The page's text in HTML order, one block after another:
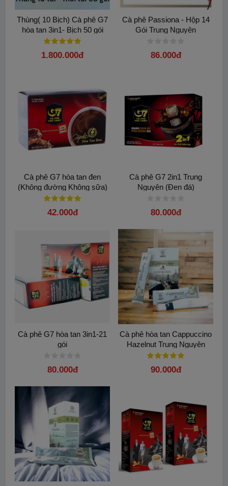
Thùng( 10 Bịch) Cà phê G7
hòa tan 3in1- Bịch 50 gói
1.800.000đ
Cà phê Passiona - Hộp 14
Gói Trung Nguyên
86.000đ
Cà phê G7 hòa tan đen
(Không đường Không sữa)
Hộp 15 gói - Trung Nguyên
42.000đ
Cà phê G7 2in1 Trung
Nguyên (Đen đá)
80.000đ
Cà phê G7 hòa tan 3in1-21
gói
80.000đ
Cà phê hòa tan Cappuccino
Hazelnut Trung Nguyên
90.000đ